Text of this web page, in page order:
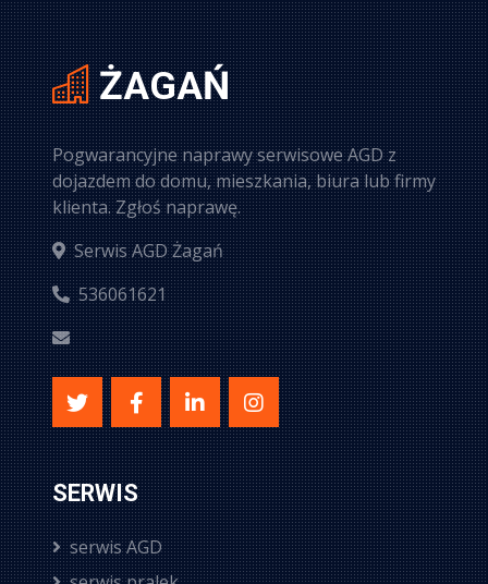
ŻAGAŃ
Pogwarancyjne naprawy serwisowe AGD z
dojazdem do domu, mieszkania, biura lub firmy
klienta. Zgłoś naprawę.
Serwis AGD Żagań
536061621
SERWIS
serwis AGD